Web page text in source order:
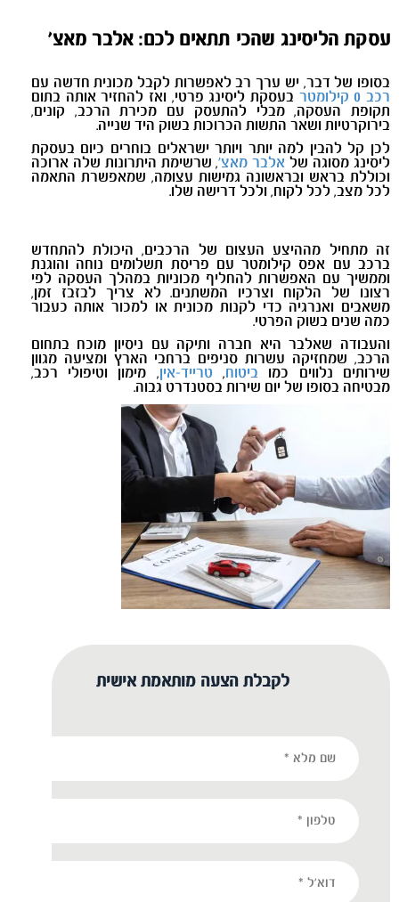
עסקת הליסינג שהכי תתאים לכם: אלבר מאצ'
בסופו של דבר, יש ערך רב לאפשרות לקבל מכונית חדשה עם
רכב 0 קילומטר
בעסקת ליסינג פרטי, ואז להחזיר אותה בתום
תקופת העסקה, מבלי להתעסק עם מכירת הרכב, קונים,
בירוקרטיות ושאר התשות הכרוכות בשוק היד שנייה.
לכן קל להבין למה יותר ויותר ישראלים בוחרים כיום בעסקת
ליסינג מסוגה של אלבר מאצ', שרשימת היתרונות שלה ארוכה
וכוללת בראש ובראשונה גמישות עצומה, שמאפשרת התאמה
לכל מצב, לכל לקוח, ולכל דרישה שלו.
זה מתחיל מההיצע העצום של הרכבים, היכולת להתחדש
ברכב עם אפס קילומטר עם פריסת תשלומים נוחה והוגנת
וממשיך עם האפשרות להחליף מכוניות במהלך העסקה לפי
רצונו של הלקוח וצרכיו המשתנים. לא צריך לבזבז זמן,
משאבים ואנרגיה כדי לקנות מכונית או למכור אותה כעבור
כמה שנים בשוק הפרטי.
והעבודה שאלבר היא חברה ותיקה עם ניסיון מוכח בתחום
הרכב, שמחזיקה עשרות סניפים ברחבי הארץ ומציעה מגוון
שירותים נלווים כמו ביטוח, טרייד-אין, מימון וטיפולי רכב,
מבטיחה בסופו של יום שירות בסטנדרט גבוה.
לקבלת הצעה מותאמת אישית